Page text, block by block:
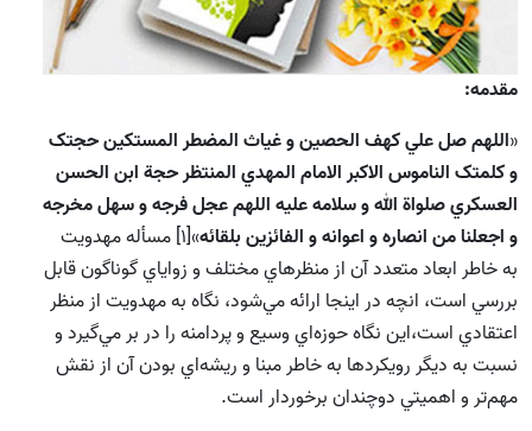
مقدمه:
«اللهم صل علي کهف الحصين و غياث المضطر المستکين حجتک
و کلمتک الناموس الاکبر الامام المهدي المنتظر حجة ابن الحسن
العسکري صلواة الله و سلامه عليه اللهم عجل فرجه و سهل مخرجه
و اجعلنا من انصاره و اعوانه و الفائزين بلقائه
»[1] مسأله مهدويت
به خاطر ابعاد متعدد آن از منظرهاي مختلف و زواياي گوناگون قابل
بررسي است، انچه در اينجا ارائه مي‌شود، نگاه به مهدويت از منظر
اعتقادي است،‌اين نگاه حوزه‌اي وسيع و پردامنه را در بر مي‌گيرد و
نسبت به ديگر رويكردها به خاطر مبنا و ريشه‌اي بودن آن از نقش
مهم‌تر و اهميتي دوچندان برخوردار است.